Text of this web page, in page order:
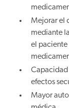
Mejorar el
mediante
el paciente
efectos
Mayor